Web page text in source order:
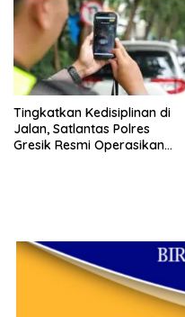
Tingkatkan Kedisiplinan di
Jalan, Satlantas Polres
Gresik Resmi Operasikan